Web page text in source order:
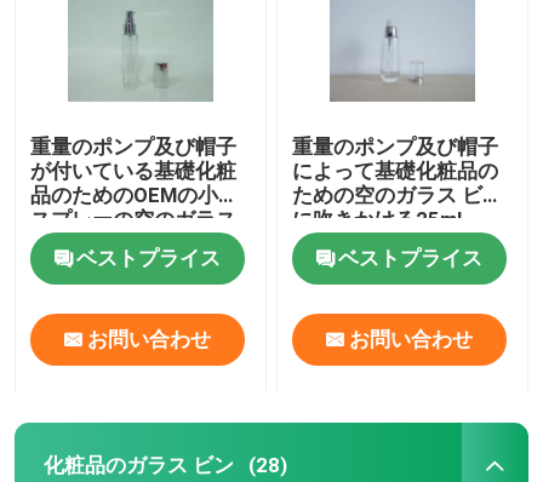
重量のポンプ及び帽子
が付いている基礎化粧
品のためのOEMの小型
スプレーの空のガラス
ビン
ベストプライス
お問い合わせ
重量のポンプ及び帽子
によって基礎化粧品の
ための空のガラス ビン
に吹きかける25ml
ベストプライス
お問い合わせ
化粧品のガラス ビン (28)